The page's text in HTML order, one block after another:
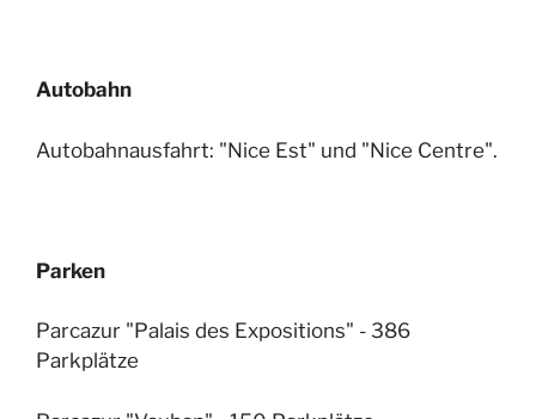
Autobahn
Autobahnausfahrt: "Nice Est" und "Nice Centre".
Parken
Parcazur "Palais des Expositions" - 386
Parkplätze